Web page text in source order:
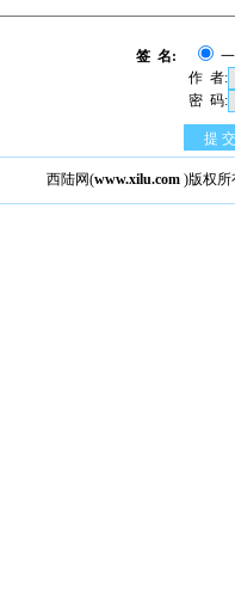
签 名:
作 者:
密 码:
提 交
西陆网(www.xilu.com )版权